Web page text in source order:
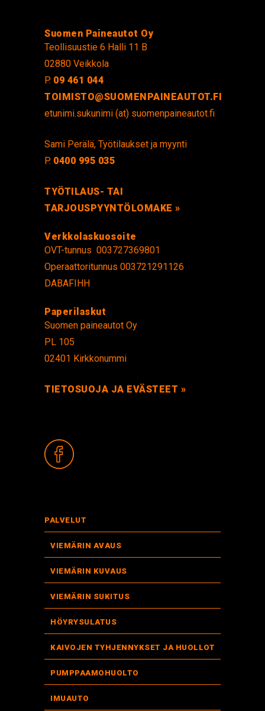
Suomen Paineautot Oy
Teollisuustie 6 Halli 11 B
02880 Veikkola
P. 09 461 044
TOIMISTO@SUOMENPAINEAUTOT.FI
etunimi.sukunimi (at) suomenpaineautot.fi
Sami Perälä, Työtilaukset ja myynti
P. 0400 995 035
TYÖTILAUS- TAI
TARJOUSPYYNTÖLOMAKE »
Verkkolaskuosoite
OVT-tunnus 003727369801
Operaattoritunnus 003721291126
DABAFIHH
Paperilaskut
Suomen paineautot Oy
PL 105
02401 Kirkkonummi
TIETOSUOJA JA EVÄSTEET »
PALVELUT
VIEMÄRIN AVAUS
VIEMÄRIN KUVAUS
VIEMÄRIN SUKITUS
HÖYRYSULATUS
KAIVOJEN TYHJENNYKSET JA HUOLLOT
PUMPPAAMOHUOLTO
IMUAUTO